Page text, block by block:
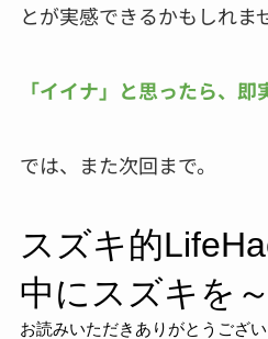
とが実感できるかもしれま
「イイナ」と思ったら、即
では、また次回まで。